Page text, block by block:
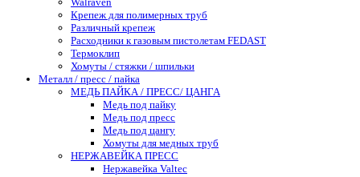
Крепеж для полимерных труб
Различный крепеж
Расходники к газовым пистолетам FEDAST
Термоклип
Хомуты / стяжки / шпильки
Металл / пресс / пайка
МЕДЬ ПАЙКА / ПРЕСС/ ЦАНГА
Медь под пайку
Медь под пресс
Медь под цангу
Хомуты для медных труб
НЕРЖАВЕЙКА ПРЕСС
Нержавейка Valtec